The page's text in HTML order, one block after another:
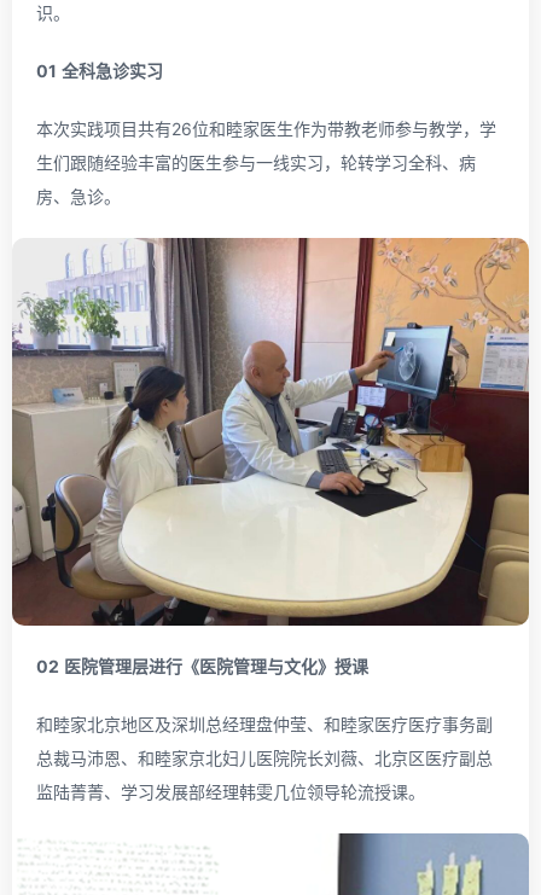
识。
01 全科急诊实习
本次实践项目共有26位和睦家医生作为带教老师参与教学，学
生们跟随经验丰富的医生参与一线实习，轮转学习全科、病
房、急诊。
02 医院管理层进行《医院管理与文化》授课
和睦家北京地区及深圳总经理盘仲莹、和睦家医疗医疗事务副
总裁马沛恩、和睦家京北妇儿医院院长刘薇、北京区医疗副总
监陆菁菁、学习发展部经理韩雯几位领导轮流授课。